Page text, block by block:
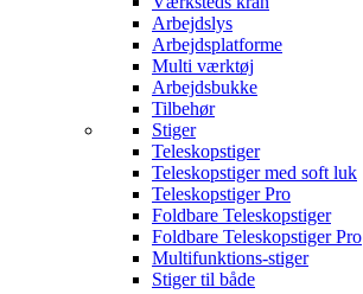
Arbejdslys
Arbejdsplatforme
Multi værktøj
Arbejdsbukke
Tilbehør
Stiger
Teleskopstiger
Teleskopstiger med soft luk
Teleskopstiger Pro
Foldbare Teleskopstiger
Foldbare Teleskopstiger Pro
Multifunktions-stiger
Stiger til både